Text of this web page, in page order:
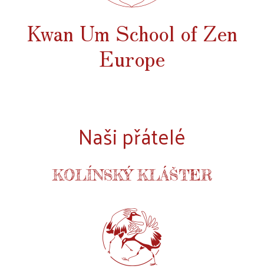
Kwan Um School of Zen
Europe
Naši přátelé
KOLÍNSKÝ KLÁŠTER